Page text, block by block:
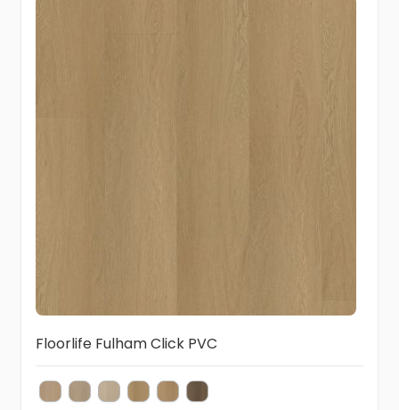
Floorlife Fulham Click PVC
KleurNatural Oak
SmokyBeige Warm Oak
Dark Oak
Brown